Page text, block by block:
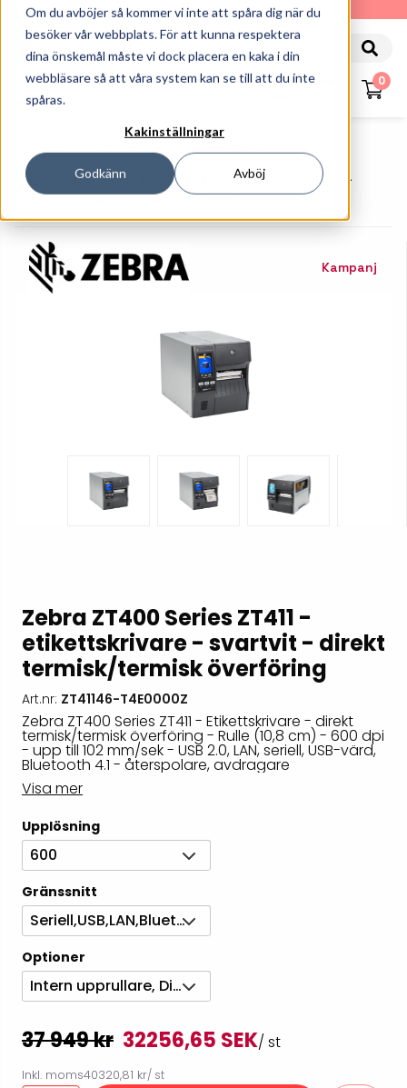
Om du avböjer så kommer vi inte att spåra dig när du
besöker vår webbplats. För att kunna respektera
dina önskemål måste vi dock placera en kaka i din
webbläsare så att våra system kan se till att du inte
spåras.
Kakinställningar
Godkänn Avböj
010-162 61 90
0
Skrivare
Etikettskrivare
Mellanklasskrivare
Zebra ZT400 Series ZT411 - Etikettskrivare - Svartvit -
Direkt Termisk/termisk Överföring
Kampanj
Zebra ZT400 Series ZT411 -
etikettskrivare - svartvit - direkt
termisk/termisk överföring
Art.nr: ZT41146-T4E0000Z
Zebra ZT400 Series ZT411 - Etikettskrivare - direkt
termisk/termisk överföring - Rulle (10,8 cm) - 600 dpi
- upp till 102 mm/sek - USB 2.0, LAN, seriell, USB-värd,
Bluetooth 4.1 - återspolare, avdragare
Visa mer
Upplösning
600
Gränssnitt
Seriell,USB,LAN,Bluetooth
Optioner
Intern upprullare, Dispenser
37 949 kr 32256,65 SEK/ st
Inkl. moms40320,81 kr/ st